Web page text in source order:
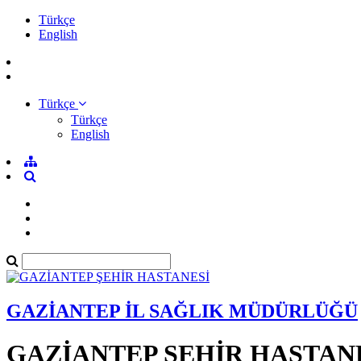
Türkçe
English
Türkçe
Türkçe
English
GAZİANTEP İL SAĞLIK MÜDÜRLÜĞÜ
GAZİANTEP ŞEHİR